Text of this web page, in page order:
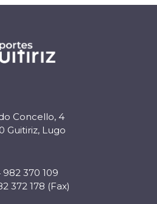
Concello, 4
Guitiriz, Lugo
982 370 109
372 178 (Fax)